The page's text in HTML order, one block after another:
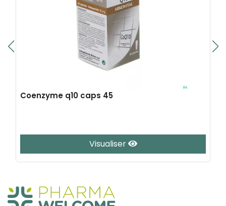
Coenzyme q10 caps 45
Visualiser